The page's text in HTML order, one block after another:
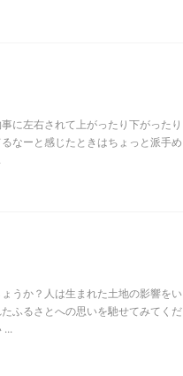
に左右されて上がったり下がったり
なーと感じたときはちょっと派手め
うか？人は生まれた土地の影響をい
ふるさとへの思いを馳せてみてくだ
...